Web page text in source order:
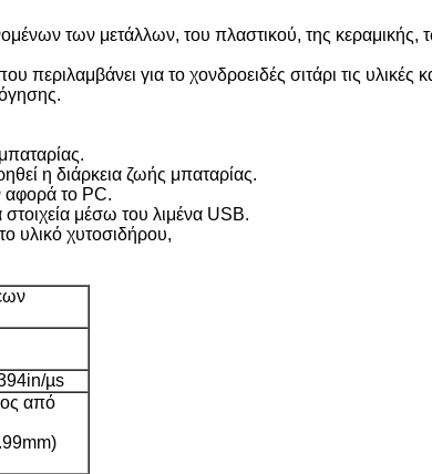
των μετάλλων, του πλαστικού, της
περιλαμβάνει για το χονδροειδές σιτάρι τις
η διάρκεια ζωής μπαταρίας.
αφορά το PC.
μέσω του λιμένα USB.
υλικό χυτοσιδήρου,
µs
από